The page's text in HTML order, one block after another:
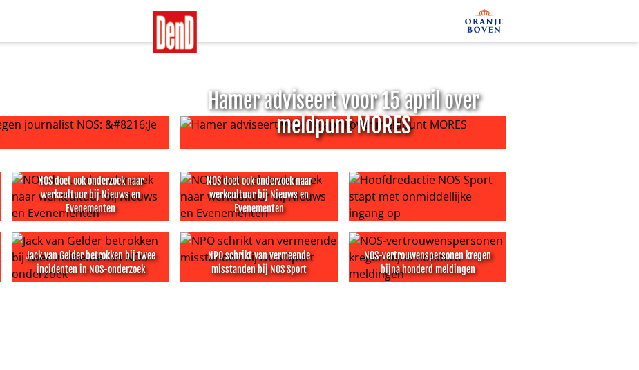
Hamer adviseert voor 15 april over
meldpunt MORES
Rijn over onderzoek wangedrag
NOS doet ook onderzoek naar
werkcultuur bij Nieuws en
Evenementen
NOS doet ook onderzoek naar werkcultuur bij Nieuws en Evenementen
NOS doet ook onderzoek naar
werkcultuur bij Nieuws en
Evenementen
NOS doet ook onderzoek naar werkcultuur bij Nieuws en Evenementen
Hoofdredactie NOS Sport stapt met onmiddellijke
Jack van Gelder betrokken bij twee
incidenten in NOS-onderzoek
NPO schrikt van vermeende
misstanden bij NOS Sport
NOS-vertrouwenspersonen kregen
bijna honderd meldingen